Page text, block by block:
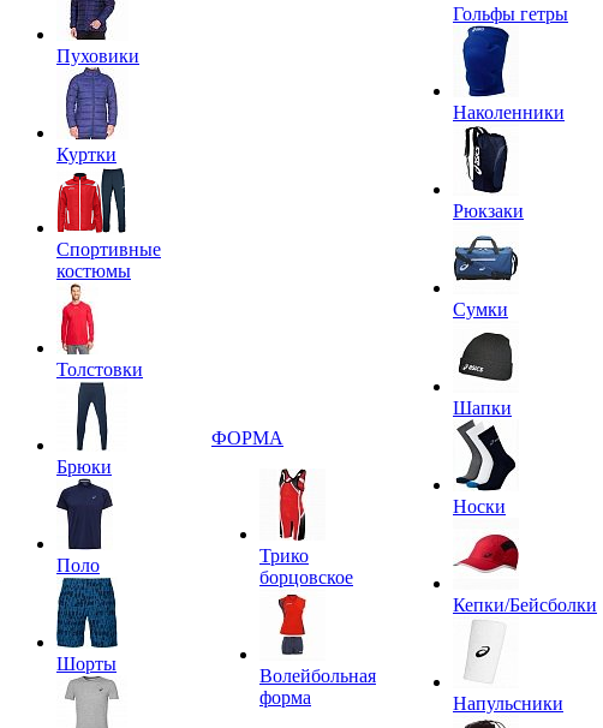
Пуховики
Куртки
Спортивные
костюмы
Толстовки
Брюки
Поло
Шорты
ФОРМА
Трико
борцовское
Волейбольная
форма
Гольфы гетры
Наколенники
Рюкзаки
Сумки
Шапки
Носки
Кепки/Бейсболки
Напульсники